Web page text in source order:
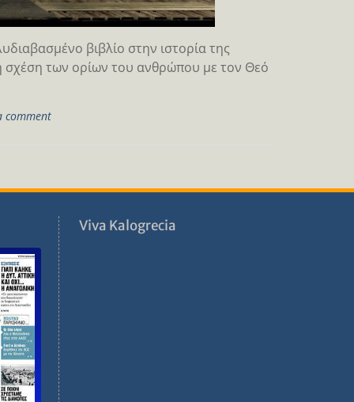
βιβλίο στην ιστορία της
σχέση των ορίων του ανθρώπου με τον Θεό
comment
Viva Kalogrecia